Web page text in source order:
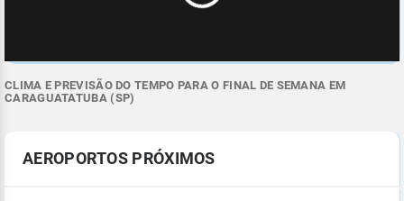
CLIMA E PREVISÃO DO TEMPO PARA O FINAL DE SEMANA EM
CARAGUATATUBA (SP)
AEROPORTOS PRÓXIMOS